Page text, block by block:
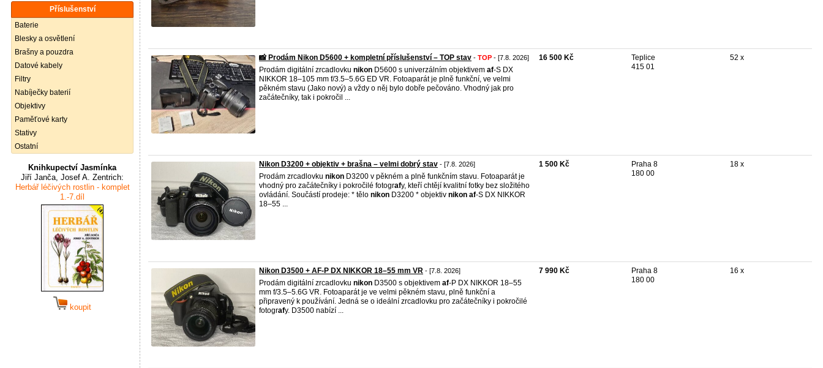
Příslušenství
Baterie
Blesky a osvětlení
Brašny a pouzdra
Datové kabely
Filtry
Nabíječky baterií
Objektivy
Paměťové karty
Stativy
Ostatní
Knihkupectví Jasmínka
Jiří Janča, Josef A. Zentrich:
Herbář léčivých rostlin - komplet
1.-7.díl
koupit
📸 Prodám Nikon D5600 + kompletní příslušenství – TOP stav - TOP - [7.8. 2026]
Prodám digitální zrcadlovku nikon D5600 s univerzálním objektivem af-S DX
NIKKOR 18–105 mm f/3.5–5.6G ED VR. Fotoaparát je plně funkční, ve velmi
pěkném stavu (Jako nový) a vždy o něj bylo dobře pečováno. Vhodný jak pro
začátečníky, tak i pokročil ...
16 500 Kč
Teplice
415 01
52 x
Nikon D3200 + objektiv + brašna – velmi dobrý stav - [7.8. 2026]
Prodám zrcadlovku nikon D3200 v pěkném a plně funkčním stavu. Fotoaparát je
vhodný pro začátečníky i pokročilé fotografy, kteří chtějí kvalitní fotky bez složitého
ovládání. Součástí prodeje: * tělo nikon D3200 * objektiv nikon af-S DX NIKKOR
18–55 ...
1 500 Kč
Praha 8
180 00
18 x
Nikon D3500 + AF-P DX NIKKOR 18–55 mm VR - [7.8. 2026]
Prodám digitální zrcadlovku nikon D3500 s objektivem af-P DX NIKKOR 18–55
mm f/3.5–5.6G VR. Fotoaparát je ve velmi pěkném stavu, plně funkční a
připravený k používání. Jedná se o ideální zrcadlovku pro začátečníky i pokročilé
fotografy. D3500 nabízí ...
7 990 Kč
Praha 8
180 00
16 x